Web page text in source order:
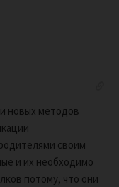
новых методов
своим
и их необходимо
потому, что они